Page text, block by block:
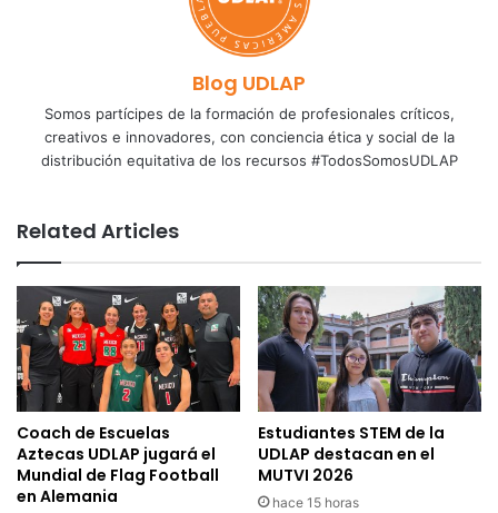
Blog UDLAP
Somos partícipes de la formación de profesionales críticos,
creativos e innovadores, con conciencia ética y social de la
distribución equitativa de los recursos #TodosSomosUDLAP
Related Articles
Coach de Escuelas
Aztecas UDLAP jugará el
Mundial de Flag Football
en Alemania
Estudiantes STEM de la
UDLAP destacan en el
MUTVI 2026
hace 15 horas